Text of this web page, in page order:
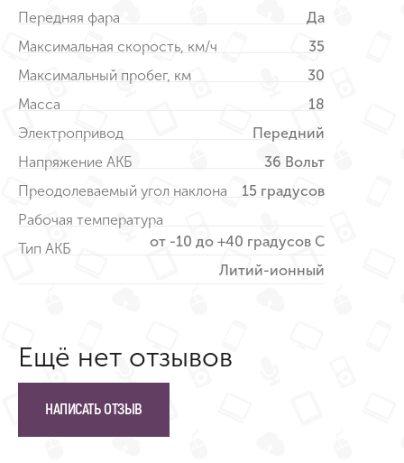
Передняя фара
Да
Максимальная скорость, км/ч
35
Максимальный пробег, км
30
Масса
18
Электропривод
Передний
Напряжение АКБ
36 Вольт
Преодолеваемый угол наклона
15 градусов
Рабочая температура
от -10 до +40 градусов С
Тип АКБ
Литий-ионный
Ещё нет отзывов
НАПИСАТЬ ОТЗЫВ